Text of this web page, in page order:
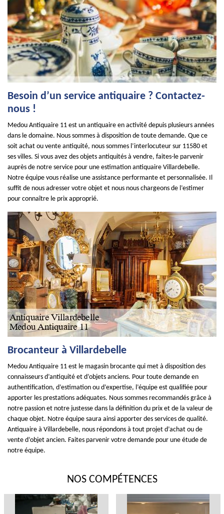
Besoin d’un service antiquaire ? Contactez-
nous !
Medou Antiquaire 11 est un antiquaire en activité depuis plusieurs années
dans le domaine. Nous sommes à disposition de toute demande. Que ce
soit achat ou vente antiquité, nous sommes l’interlocuteur sur 11580 et
ses villes. Si vous avez des objets antiquités à vendre, faites-le parvenir
auprès de notre service pour une estimation antiquaire Villardebelle.
Notre équipe vous réalise une assistance performante et personnalisée. Il
suffit de nous adresser votre objet et nous nous chargeons de l’estimer
pour connaître le prix approprié.
Brocanteur à Villardebelle
Medou Antiquaire 11 est le magasin brocante qui met à disposition des
connaisseurs d’antiquité et d’objets anciens. Pour toute demande en
authentification, d’estimation ou d’expertise, l’équipe est qualifiée pour
apporter les prestations adéquates. Nous sommes recommandés grâce à
notre passion et notre justesse dans la définition du prix et de la valeur de
chaque objet. Notre équipe saura ainsi apporter des services de qualité.
Antiquaire à Villardebelle, nous répondons à tout projet d’achat ou de
vente d’objet ancien. Faites parvenir votre demande pour une étude de
notre équipe.
NOS COMPÉTENCES